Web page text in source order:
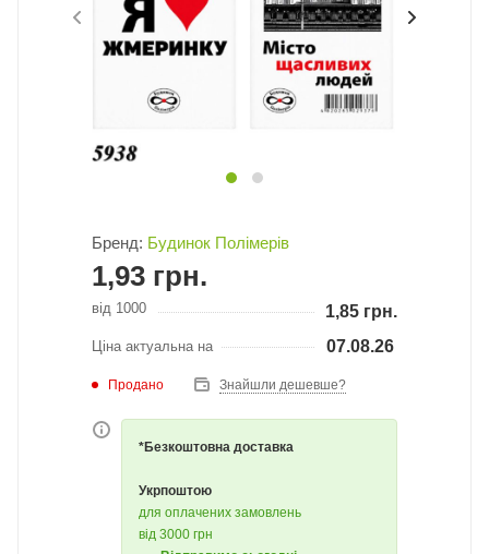
Бренд: Будинок Полімерів
1,93 грн.
від 1000 1,85 грн.
Ціна актуальна на 07.08.26
Продано Знайшли дешевше?
*Безкоштовна доставка
Укрпоштою
для оплачених замовлень
від 3000 грн